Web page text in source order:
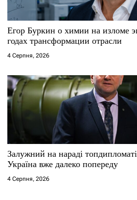
Егор Буркин о химии на изломе
годах трансформации отрасли
4 Серпня, 2026
Залужний на нараді
Україна вже далеко попереду
4 Серпня, 2026